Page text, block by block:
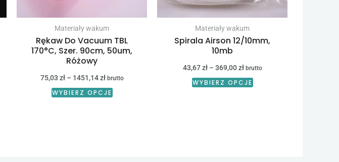
Materiały wakum
Rękaw Do Vacuum TBL
170°C, Szer. 90cm, 50um,
Różowy
75,03zł – 1451,14zł brutto
WYBIERZ OPCJE
produktu
Materiały wakum
Spirala Airson 12/10mm,
10mb
43,67zł – 369,00zł brutto
WYBIERZ OPCJE
na
produktu